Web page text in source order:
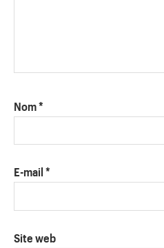
Nom*
E-mail *
Site web